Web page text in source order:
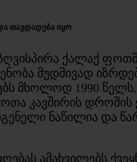
თავდადება იყო
ზღვისპირა ქალაქ
მუდმივად
მხოლოდ 1990
კავშირის
ნაწილია და
ამახვილებს